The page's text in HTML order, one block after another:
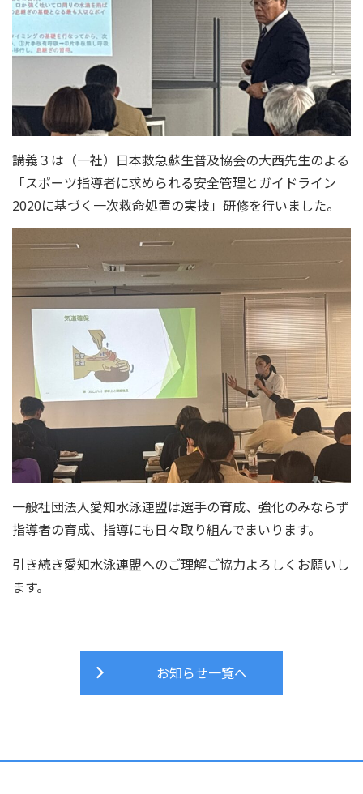
講義３は（一社）日本救急蘇生普及協会の大西先生のよる
「スポーツ指導者に求められる安全管理とガイドライン
2020に基づく一次救命処置の実技」研修を行いました。
一般社団法人愛知水泳連盟は選手の育成、強化のみならず
指導者の育成、指導にも日々取り組んでまいります。
引き続き愛知水泳連盟へのご理解ご協力よろしくお願いし
ます。
お知らせ一覧へ